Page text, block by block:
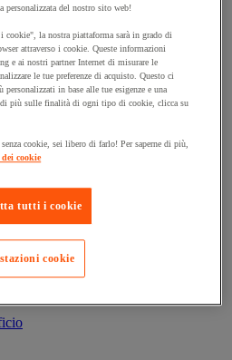
sospese
Fi
e binocolo
professionali
del nostro sito web!
la nostra piattaforma sarà in grado di
attraverso i cookie. Queste informazioni
e ai nostri partner Internet di misurare le
le tue preferenze di acquisto. Questo ci
in base alle tue esigenze e una
di più sulle finalità di ogni tipo di cookie, clicca su
cookie, sei libero di farlo! Per saperne di più,
cookie
tutti i cookie
cookie